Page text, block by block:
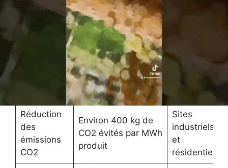
Beneficios Impacto
d’électricité
Réduction de 30 à
50 % les coûts
annuels selon
consommation
Particuliers
Réduction
des
émissions
CO2
Environ 400 kg de
CO2 évités par MWh
produit
Sites
industriels
et
résidentiels